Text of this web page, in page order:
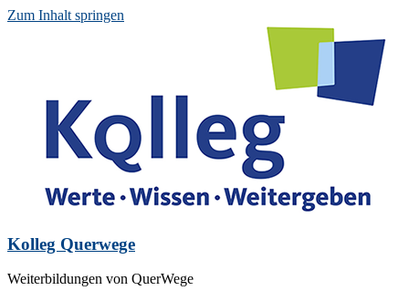
Zum Inhalt springen
Kolleg Querwege
Weiterbildungen von QuerWege